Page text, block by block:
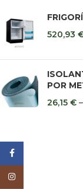
520,93
POR
26,15 € –